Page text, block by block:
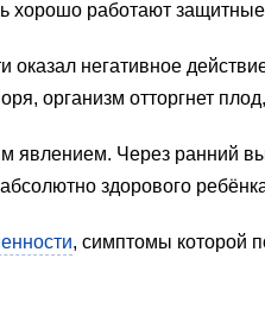
хорошо работают
негативное
организм отторгнет
явлением. Через ранний
здорового
, симптомы которой